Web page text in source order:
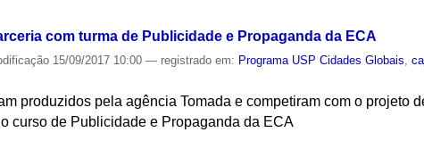
com turma de Publicidade e Propaganda da ECA
15/09/2017 10:00— registrado em: Programa USP Cidades Globais,
produzidos pela agência Tomada e competiram com o projeto
curso de Publicidade e Propaganda da ECA